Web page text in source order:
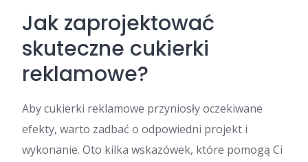
Jak zaprojektować
skuteczne cukierki
reklamowe?
Aby cukierki reklamowe przyniosły oczekiwane
efekty, warto zadbać o odpowiedni projekt i
wykonanie. Oto kilka wskazówek, które pomogą Ci